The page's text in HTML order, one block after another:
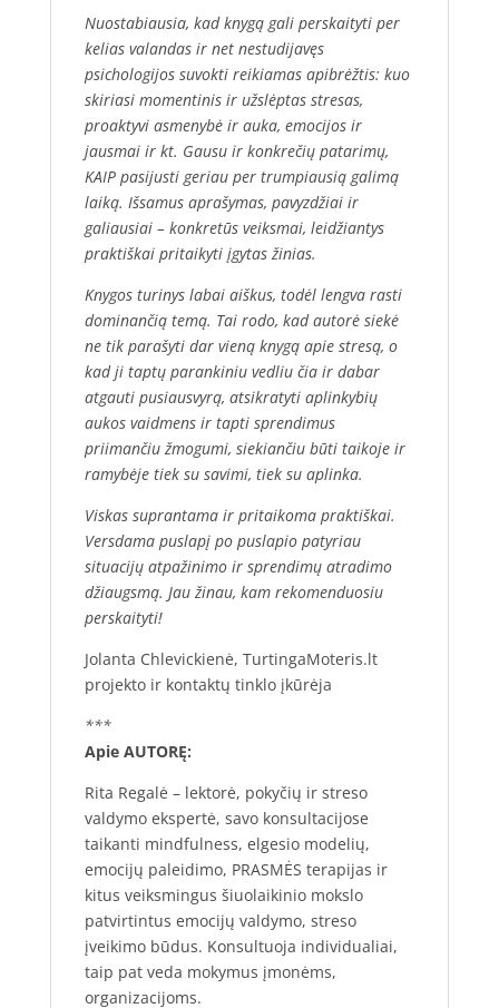
Nuostabiausia, kad knygą gali perskaityti per
kelias valandas ir net nestudijavęs
psichologijos suvokti reikiamas apibrėžtis: kuo
skiriasi momentinis ir užslėptas stresas,
proaktyvi asmenybė ir auka, emocijos ir
jausmai ir kt. Gausu ir konkrečių patarimų,
KAIP pasijusti geriau per trumpiausią galimą
laiką. Išsamus aprašymas, pavyzdžiai ir
galiausiai – konkretūs veiksmai, leidžiantys
praktiškai pritaikyti įgytas žinias.
Knygos turinys labai aiškus, todėl lengva rasti
dominančią temą. Tai rodo, kad autorė siekė
ne tik parašyti dar vieną knygą apie stresą, o
kad ji taptų parankiniu vedliu čia ir dabar
atgauti pusiausvyrą, atsikratyti aplinkybių
aukos vaidmens ir tapti sprendimus
priimančiu žmogumi, siekiančiu būti taikoje ir
ramybėje tiek su savimi, tiek su aplinka.
Viskas suprantama ir pritaikoma praktiškai.
Versdama puslapį po puslapio patyriau
situacijų atpažinimo ir sprendimų atradimo
džiaugsmą. Jau žinau, kam rekomenduosiu
perskaityti!
Jolanta Chlevickienė, TurtingaMoteris.lt
projekto ir kontaktų tinklo įkūrėja
***
Apie AUTORĘ:
Rita Regalė – lektorė, pokyčių ir streso
valdymo ekspertė, savo konsultacijose
taikanti mindfulness, elgesio modelių,
emocijų paleidimo, PRASMĖS terapijas ir
kitus veiksmingus šiuolaikinio mokslo
patvirtintus emocijų valdymo, streso
įveikimo būdus. Konsultuoja individualiai,
taip pat veda mokymus įmonėms,
organizacijoms.